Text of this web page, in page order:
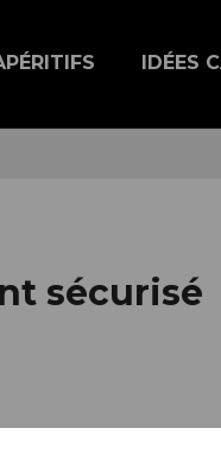
IDÉES
sécurisé